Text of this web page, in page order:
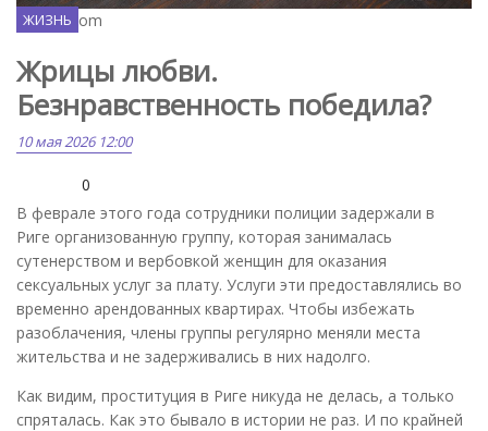
Freepik.com
ЖИЗНЬ
Жрицы любви.
Безнравственность победила?
10 мая 2026 12:00
0
В феврале этого года сотрудники полиции задержали в
Риге организованную группу, которая занималась
сутенерством и вербовкой женщин для оказания
сексуальных услуг за плату. Услуги эти предоставлялись во
временно арендованных квартирах. Чтобы избежать
разоблачения, члены группы регулярно меняли места
жительства и не задерживались в них надолго.
Как видим, проституция в Риге никуда не делась, а только
спряталась. Как это бывало в истории не раз. И по крайней